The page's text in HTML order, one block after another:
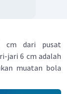
cm dari pusat
jari 6 cm adalah
muatan bola